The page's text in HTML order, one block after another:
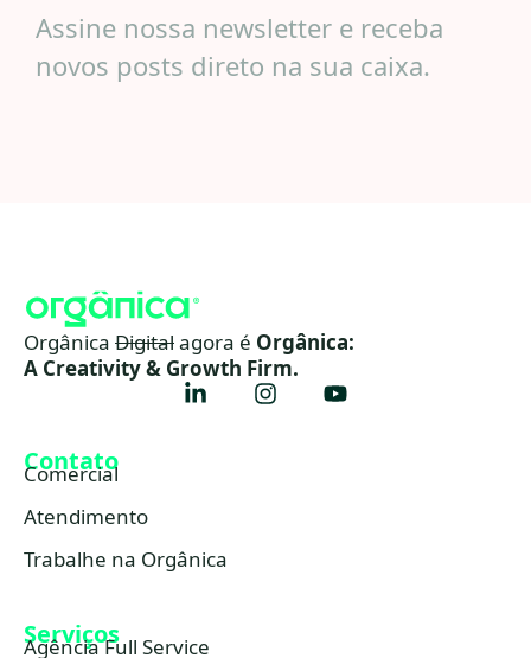
Assine nossa newsletter e receba
novos posts direto na sua caixa.
Orgânica Digitalagora é Orgânica:
A Creativity & Growth Firm.
Contato
Comercial
Atendimento
Trabalhe na Orgânica
Serviços
Agência Full Service